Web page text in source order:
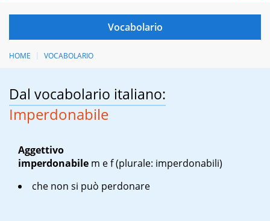
HOME VOCABOLARIO
Dal vocabolario italiano:
Imperdonabile
Aggettivo
imperdonabile m ef(plurale: imperdonabili)
che non si può perdonare